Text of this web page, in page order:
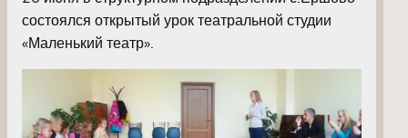
состоялся открытый урок театральной студии
«Маленький театр».